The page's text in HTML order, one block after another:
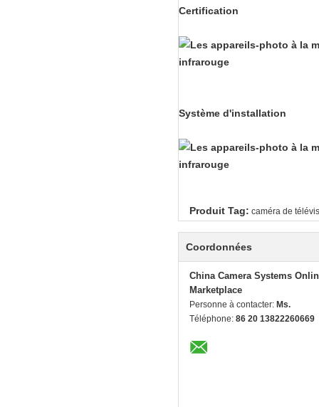
Certification
Système d'installation
Produit Tag: caméra de
Coordonnées
China Camera Systems
Marketplace
Personne à contacter: Ms.
Téléphone: 86 20 13822260669